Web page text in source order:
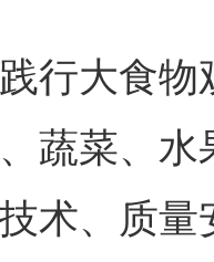
大食物
蔬菜、
术、质